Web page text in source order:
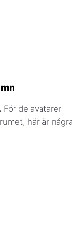
För de avatarer
här är några